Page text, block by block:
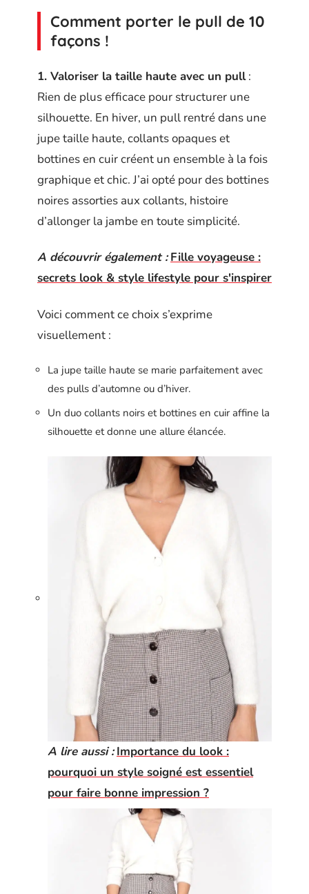
Comment porter le pull de 10
façons !
1. Valoriser la taille haute avec un pull:
Rien de plus efficace pour structurer une
silhouette. En hiver, un pull rentré dans une
jupe taille haute, collants opaques et
bottines en cuir créent un ensemble à la fois
graphique et chic. J’ai opté pour des bottines
noires assorties aux collants, histoire
d’allonger la jambe en toute simplicité.
A découvrir également : Fille voyageuse :
secrets look & style lifestyle pour s'inspirer
Voici comment ce choix s’exprime
visuellement :
La jupe taille haute se marie parfaitement avec
des pulls d’automne ou d’hiver.
Un duo collants noirs et bottines en cuir affine la
silhouette et donne une allure élancée.
A lire aussi : Importance du look :
pourquoi un style soigné est essentiel
pour faire bonne impression ?